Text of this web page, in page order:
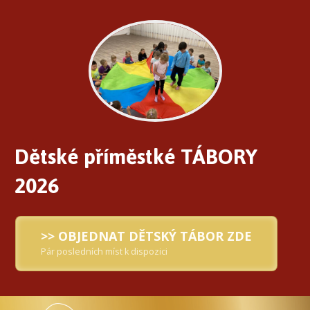
Dětské příměstké TÁBORY
2026
>> OBJEDNAT DĚTSKÝ TÁBOR ZDE
Pár posledních míst k dispozici